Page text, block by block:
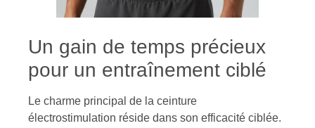
Un gain de temps précieux
pour un entraînement ciblé
Le charme principal de la ceinture
électrostimulation réside dans son efficacité ciblée.